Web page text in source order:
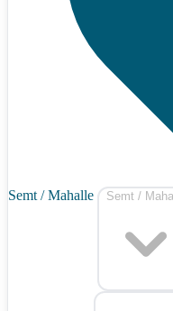
Semt / Mahalle Semt /